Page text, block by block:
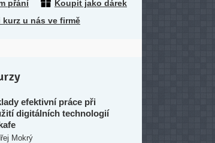
přání
Koupit jako dárek
kurz u nás ve firmě
efektivní práce při
digitálních technologií
Mokrý